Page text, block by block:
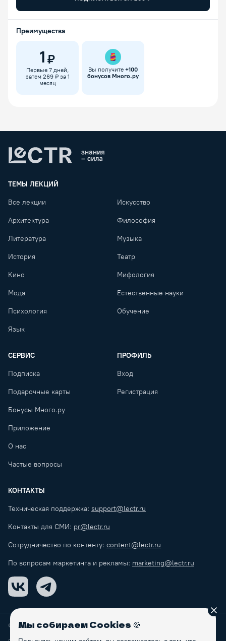
Преимущества
1 ₽
Первые 7 дней,
затем 269 ₽ за 1
месяц
Вы получите +100
бонусов Много.ру
ТЕМЫ ЛЕКЦИЙ
Все лекции Искусство
Архитектура Философия
Литература Музыка
История Театр
Кино Мифология
Мода Естественные науки
Психология Обучение
Язык
СЕРВИС
Подписка
Подарочные карты
Бонусы Много.ру
Приложение
О нас
Частые вопросы
ПРОФИЛЬ
Вход
Регистрация
КОНТАКТЫ
Техническая поддержка: support@lectr.ru
Контакты для СМИ: pr@lectr.ru
Сотрудничество по контенту: content@lectr.ru
По вопросам маркетинга и рекламы: marketing@lectr.ru
VK Telegram
© Lectr2026
Мы собираем Cookies 🍪